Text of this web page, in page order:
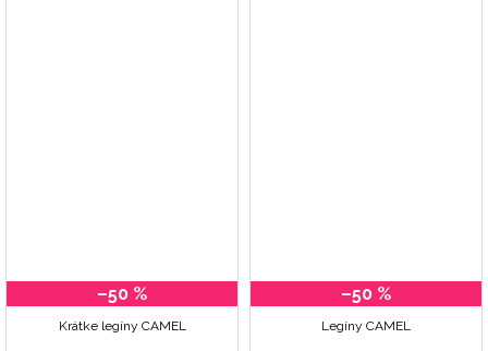
–50 %
Krátke legíny CAMEL
–50 %
Legíny CAMEL